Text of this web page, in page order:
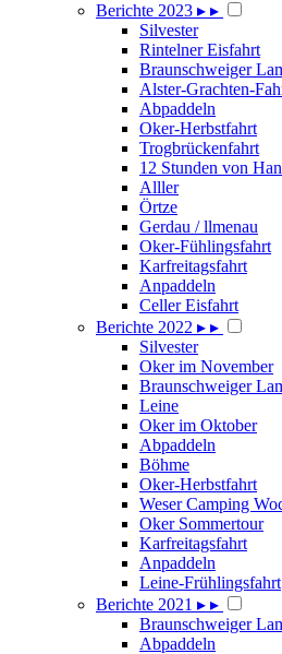
Berichte 2023 ▸ ▸
Silvester
Rintelner Eisfahrt
Braunschweiger
Alster-Grachten-
Abpaddeln
Oker-Herbstfahrt
Trogbrückenfahrt
12 Stunden von
Alller
Örtze
Gerdau / llmenau
Oker-Fühlingsfahrt
Karfreitagsfahrt
Anpaddeln
Celler Eisfahrt
Berichte 2022 ▸ ▸
Silvester
Oker im November
Braunschweiger
Leine
Oker im Oktober
Abpaddeln
Böhme
Oker-Herbstfahrt
Weser Camping
Oker Sommertour
Karfreitagsfahrt
Anpaddeln
Leine-Frühlingsfahrt
Berichte 2021 ▸ ▸
Braunschweiger
Abpaddeln